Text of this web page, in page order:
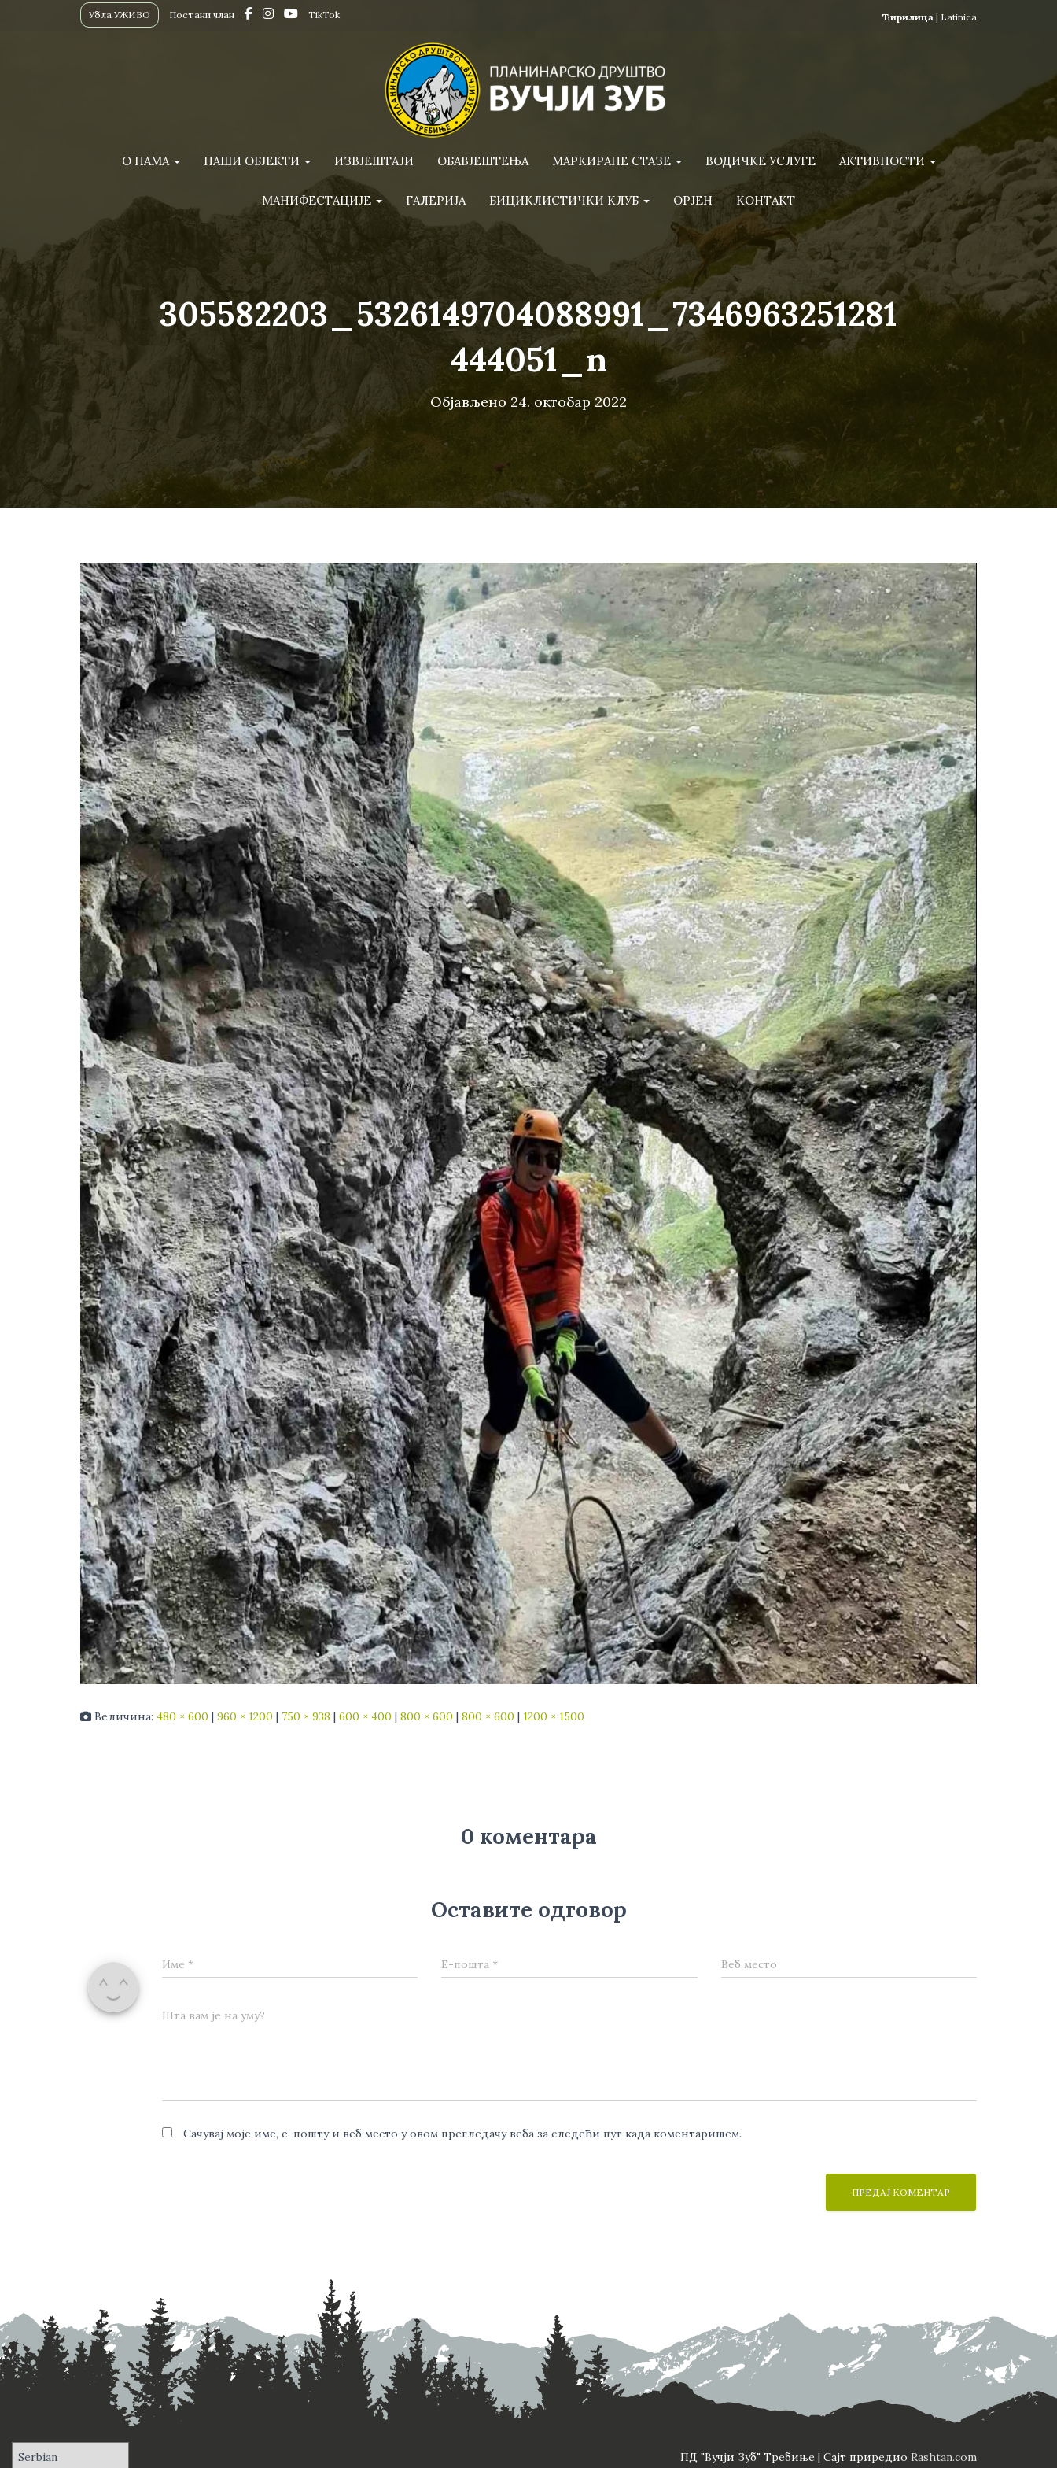
Ћирилица | Latinica
Убла УЖИВО Постани члан TikTok
О НАМА НАШИ ОБЈЕКТИ ИЗВЈЕШТАЈИ ОБАВЈЕШТЕЊА МАРКИРАНЕ СТАЗЕ ВОДИЧКЕ УСЛУГЕ АКТИВНОСТИ
МАНИФЕСТАЦИЈЕ ГАЛЕРИЈА БИЦИКЛИСТИЧКИ КЛУБ ОРЈЕН КОНТАКТ
305582203_5326149704088991_7346963251281
444051_n
Објављено 24. октобар 2022
Величина: 480 × 600 | 960 × 1200 | 750 × 938 | 600 × 400 | 800 × 600 | 800 × 600 | 1200 × 1500
0 коментара
Оставите одговор
Име * Е-пошта * Веб место
Шта вам је на уму?
Сачувај моје име, е-пошту и веб место у овом прегледачу веба за следећи пут када коментаришем.
ПД "Вучји Зуб" Требиње | Сајт приредио Rashtan.com